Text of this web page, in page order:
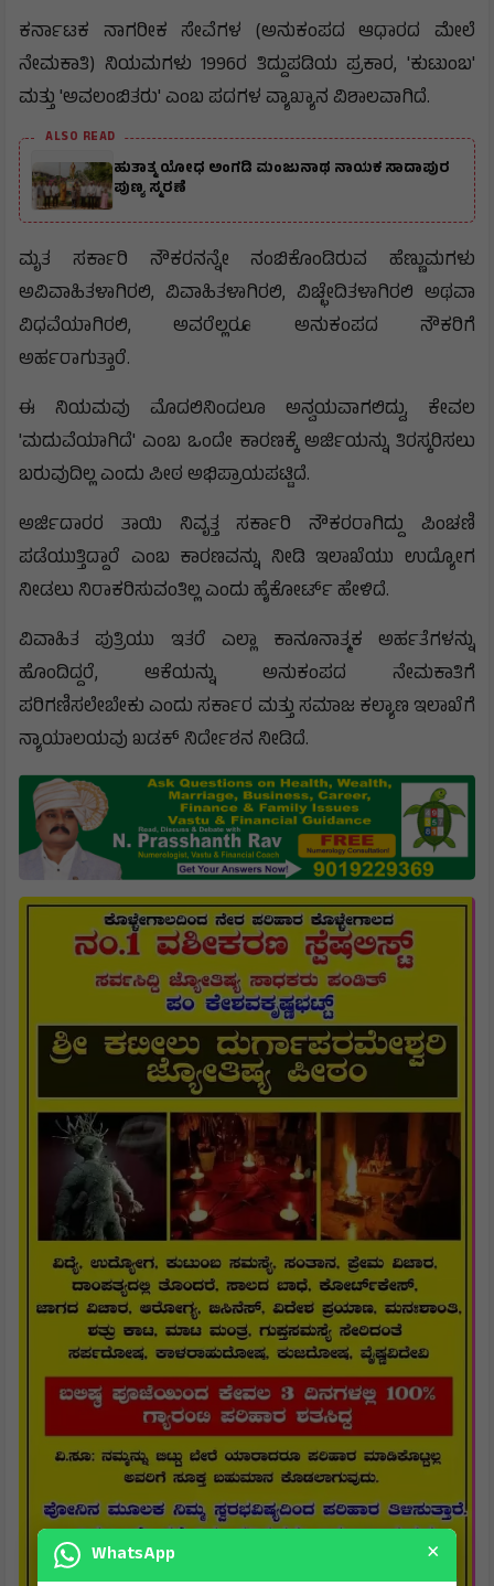
ಕರ್ನಾಟಕ ನಾಗರೀಕ ಸೇವೆಗಳ (ಅನುಕಂಪದ ಆಧಾರದ ಮೇಲೆ
ನೇಮಕಾತಿ) ನಿಯಮಗಳು 1996ರ ತಿದ್ದುಪಡಿಯ ಪ್ರಕಾರ, 'ಕುಟುಂಬ'
ಮತ್ತು 'ಅವಲಂಬಿತರು' ಎಂಬ ಪದಗಳ ವ್ಯಾಖ್ಯಾನ ವಿಶಾಲವಾಗಿದೆ.
ALSO READ
ಹುತಾತ್ಮ ಯೋಧ ಅಂಗಡಿ ಮಂಜುನಾಥ ನಾಯಕ ಸಾದಾಪುರ
ಪುಣ್ಯ ಸ್ಮರಣೆ
ಮೃತ ಸರ್ಕಾರಿ ನೌಕರನನ್ನೇ ನಂಬಿಕೊಂಡಿರುವ ಹೆಣ್ಣುಮಗಳು
ಅವಿವಾಹಿತಳಾಗಿರಲಿ, ವಿವಾಹಿತಳಾಗಿರಲಿ, ವಿಚ್ಛೇದಿತಳಾಗಿರಲಿ ಅಥವಾ
ವಿಧವೆಯಾಗಿರಲಿ, ಅವರೆಲ್ಲರೂ ಅನುಕಂಪದ ನೌಕರಿಗೆ
ಅರ್ಹರಾಗುತ್ತಾರೆ.
ಈ ನಿಯಮವು ಮೊದಲಿನಿಂದಲೂ ಅನ್ವಯವಾಗಲಿದ್ದು, ಕೇವಲ
'ಮದುವೆಯಾಗಿದೆ' ಎಂಬ ಒಂದೇ ಕಾರಣಕ್ಕೆ ಅರ್ಜಿಯನ್ನು ತಿರಸ್ಕರಿಸಲು
ಬರುವುದಿಲ್ಲ ಎಂದು ಪೀಠ ಅಭಿಪ್ರಾಯಪಟ್ಟಿದೆ.
ಅರ್ಜಿದಾರರ ತಾಯಿ ನಿವೃತ್ತ ಸರ್ಕಾರಿ ನೌಕರರಾಗಿದ್ದು ಪಿಂಚಣಿ
ಪಡೆಯುತ್ತಿದ್ದಾರೆ ಎಂಬ ಕಾರಣವನ್ನು ನೀಡಿ ಇಲಾಖೆಯು ಉದ್ಯೋಗ
ನೀಡಲು ನಿರಾಕರಿಸುವಂತಿಲ್ಲ ಎಂದು ಹೈಕೋರ್ಟ್ ಹೇಳಿದೆ.
ವಿವಾಹಿತ ಪುತ್ರಿಯು ಇತರೆ ಎಲ್ಲಾ ಕಾನೂನಾತ್ಮಕ ಅರ್ಹತೆಗಳನ್ನು
ಹೊಂದಿದ್ದರೆ, ಆಕೆಯನ್ನು ಅನುಕಂಪದ ನೇಮಕಾತಿಗೆ
ಪರಿಗಣಿಸಲೇಬೇಕು ಎಂದು ಸರ್ಕಾರ ಮತ್ತು ಸಮಾಜ ಕಲ್ಯಾಣ ಇಲಾಖೆಗೆ
ನ್ಯಾಯಾಲಯವು ಖಡಕ್ ನಿರ್ದೇಶನ ನೀಡಿದೆ.
WhatsApp ×